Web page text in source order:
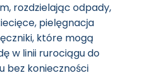
rozdzielając odpady,
pielęgnacja
które mogą
w linii rurociągu do
bez konieczności